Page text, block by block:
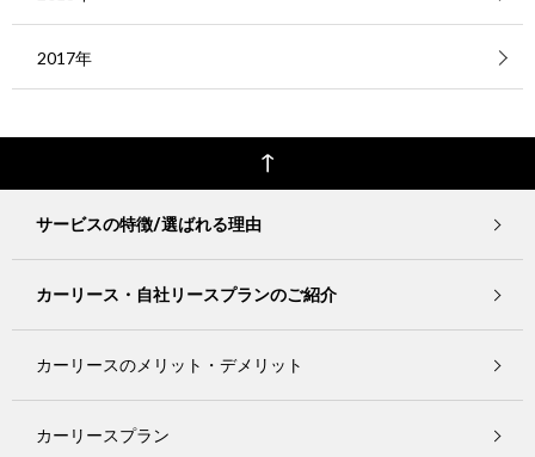
2017年
サービスの特徴/選ばれる理由
カーリース・自社リースプランのご紹介
カーリースのメリット・デメリット
カーリースプラン